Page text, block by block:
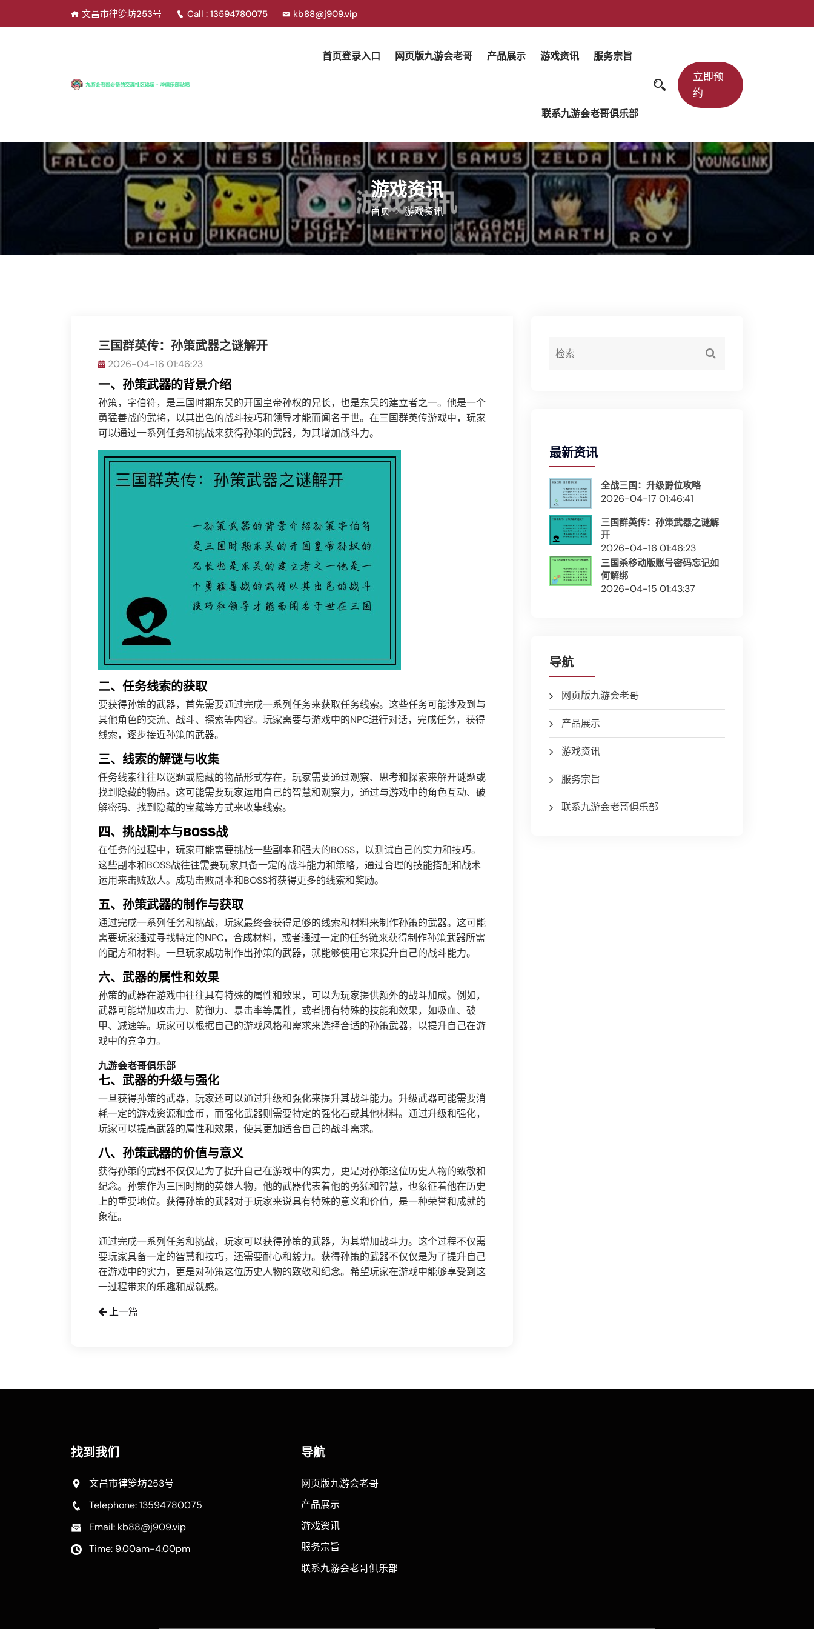
文昌市律箩坊253号 Call : 13594780075 kb88@j909.vip
首页登录入口 网页版九游会老哥 产品展示 游戏资讯 服务宗旨
联系九游会老哥俱乐部
立即预
约
游戏资讯
首页 游戏资讯
三国群英传：孙策武器之谜解开
2026-04-16 01:46:23
一、孙策武器的背景介绍
孙策，字伯符，是三国时期东吴的开国皇帝孙权的兄长，也是东吴的建立者之一。他是一个
勇猛善战的武将，以其出色的战斗技巧和领导才能而闻名于世。在三国群英传游戏中，玩家
可以通过一系列任务和挑战来获得孙策的武器，为其增加战斗力。
二、任务线索的获取
要获得孙策的武器，首先需要通过完成一系列任务来获取任务线索。这些任务可能涉及到与
其他角色的交流、战斗、探索等内容。玩家需要与游戏中的NPC进行对话，完成任务，获得
线索，逐步接近孙策的武器。
三、线索的解谜与收集
任务线索往往以谜题或隐藏的物品形式存在，玩家需要通过观察、思考和探索来解开谜题或
找到隐藏的物品。这可能需要玩家运用自己的智慧和观察力，通过与游戏中的角色互动、破
解密码、找到隐藏的宝藏等方式来收集线索。
四、挑战副本与BOSS战
在任务的过程中，玩家可能需要挑战一些副本和强大的BOSS，以测试自己的实力和技巧。
这些副本和BOSS战往往需要玩家具备一定的战斗能力和策略，通过合理的技能搭配和战术
运用来击败敌人。成功击败副本和BOSS将获得更多的线索和奖励。
五、孙策武器的制作与获取
通过完成一系列任务和挑战，玩家最终会获得足够的线索和材料来制作孙策的武器。这可能
需要玩家通过寻找特定的NPC，合成材料，或者通过一定的任务链来获得制作孙策武器所需
的配方和材料。一旦玩家成功制作出孙策的武器，就能够使用它来提升自己的战斗能力。
六、武器的属性和效果
孙策的武器在游戏中往往具有特殊的属性和效果，可以为玩家提供额外的战斗加成。例如，
武器可能增加攻击力、防御力、暴击率等属性，或者拥有特殊的技能和效果，如吸血、破
甲、减速等。玩家可以根据自己的游戏风格和需求来选择合适的孙策武器，以提升自己在游
戏中的竞争力。
九游会老哥俱乐部
七、武器的升级与强化
一旦获得孙策的武器，玩家还可以通过升级和强化来提升其战斗能力。升级武器可能需要消
耗一定的游戏资源和金币，而强化武器则需要特定的强化石或其他材料。通过升级和强化，
玩家可以提高武器的属性和效果，使其更加适合自己的战斗需求。
八、孙策武器的价值与意义
获得孙策的武器不仅仅是为了提升自己在游戏中的实力，更是对孙策这位历史人物的致敬和
纪念。孙策作为三国时期的英雄人物，他的武器代表着他的勇猛和智慧，也象征着他在历史
上的重要地位。获得孙策的武器对于玩家来说具有特殊的意义和价值，是一种荣誉和成就的
象征。
通过完成一系列任务和挑战，玩家可以获得孙策的武器，为其增加战斗力。这个过程不仅需
要玩家具备一定的智慧和技巧，还需要耐心和毅力。获得孙策的武器不仅仅是为了提升自己
在游戏中的实力，更是对孙策这位历史人物的致敬和纪念。希望玩家在游戏中能够享受到这
一过程带来的乐趣和成就感。
上一篇
最新资讯
全战三国：升级爵位攻略
2026-04-17 01:46:41
三国群英传：孙策武器之谜解
开
2026-04-16 01:46:23
三国杀移动版账号密码忘记如
何解绑
2026-04-15 01:43:37
导航
网页版九游会老哥
产品展示
游戏资讯
服务宗旨
联系九游会老哥俱乐部
找到我们
文昌市律箩坊253号
Telephone: 13594780075
Email: kb88@j909.vip
Time: 9.00am-4.00pm
导航
网页版九游会老哥
产品展示
游戏资讯
服务宗旨
联系九游会老哥俱乐部